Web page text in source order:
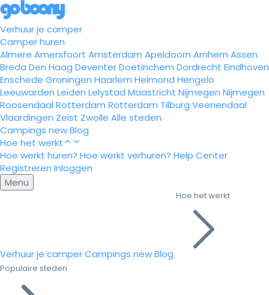
Verhuur je camper
Camper huren
Almere Amersfoort Amsterdam Apeldoorn Arnhem Assen
Breda Den Haag DeventerDoetinchem Dordrecht Eindhoven
Enschede Groningen Haarlem Helmond Hengelo
Leeuwarden Leiden Lelystad Maastricht Nijmegen Nijmegen
Roosendaal Rotterdam Rotterdam Tilburg Veenendaal
Vlaardingen Zeist Zwolle Alle steden
Campings newBlog
Hoe het werkt
Hoe werkt huren? Hoe werkt verhuren? Help Center
Registreren Inloggen
Menu
Verhuur je camperCampings newBlog
Hoe het werkt
Populaire steden